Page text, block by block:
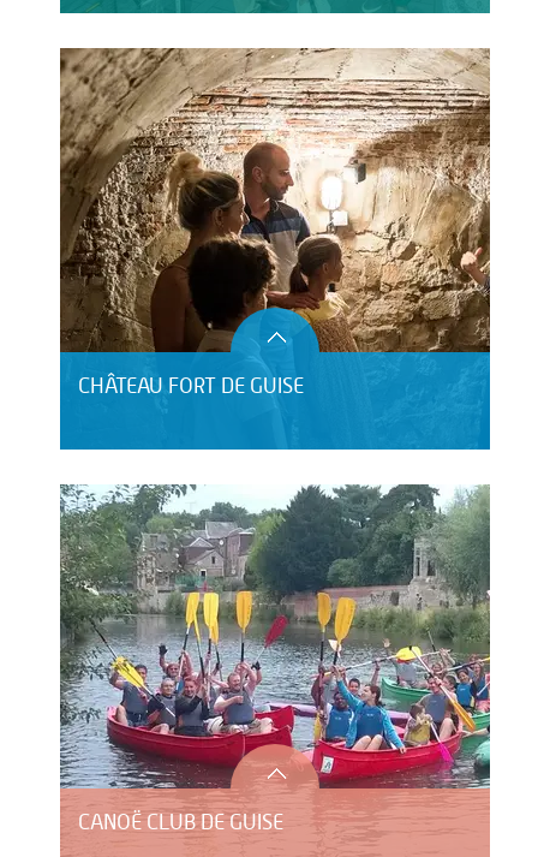
CHÂTEAU FORT DE GUISE
CANOË CLUB DE GUISE